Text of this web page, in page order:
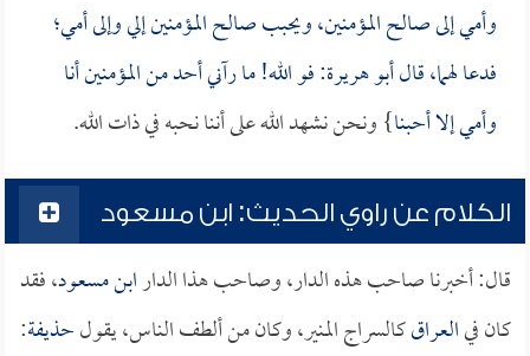
وأمي إلى صالح المؤمنين، ويحبب صالح المؤمنين إلي وإلى أمي؛
فدعا لهما، قالأبو هريرة: فو الله! ما رآني أحد من المؤمنين أنا
وأمي إلا أحبنا} ونحن نشهد الله على أننا نحبه في ذات الله.
الكلام عن راوي الحديث: ابن مسعود
قال: أخبرنا صاحب هذه الدار، وصاحب هذا الدارابن مسعود، فقد
كان فيالعراقكالسراج المنير، وكان من ألطف الناس، يقولحذيفة: